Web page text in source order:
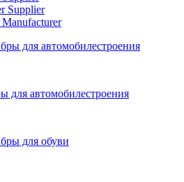
для автомобилестроения